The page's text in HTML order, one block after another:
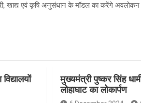
खाद्य एवं कृषि अनुसंधान के मॉडल का करेंगे अवलोकन
मुख्यमंत्री पुष्कर सिंह
लोहाघाट का लोकार्पण